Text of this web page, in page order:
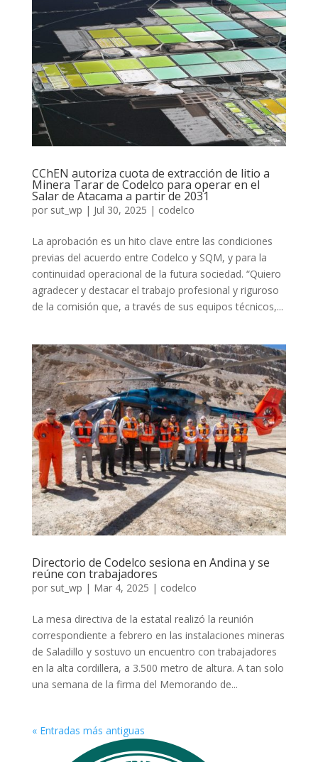
CChEN autoriza cuota de extracción de litio a
Minera Tarar de Codelco para operar en el
Salar de Atacama a partir de 2031
por sut_wp | Jul 30, 2025 | codelco
La aprobación es un hito clave entre las condiciones
previas del acuerdo entre Codelco y SQM, y para la
continuidad operacional de la futura sociedad. “Quiero
agradecer y destacar el trabajo profesional y riguroso
de la comisión que, a través de sus equipos técnicos,...
Directorio de Codelco sesiona en Andina y se
reúne con trabajadores
por sut_wp | Mar 4, 2025 | codelco
La mesa directiva de la estatal realizó la reunión
correspondiente a febrero en las instalaciones mineras
de Saladillo y sostuvo un encuentro con trabajadores
en la alta cordillera, a 3.500 metro de altura. A tan solo
una semana de la firma del Memorando de...
« Entradas más antiguas